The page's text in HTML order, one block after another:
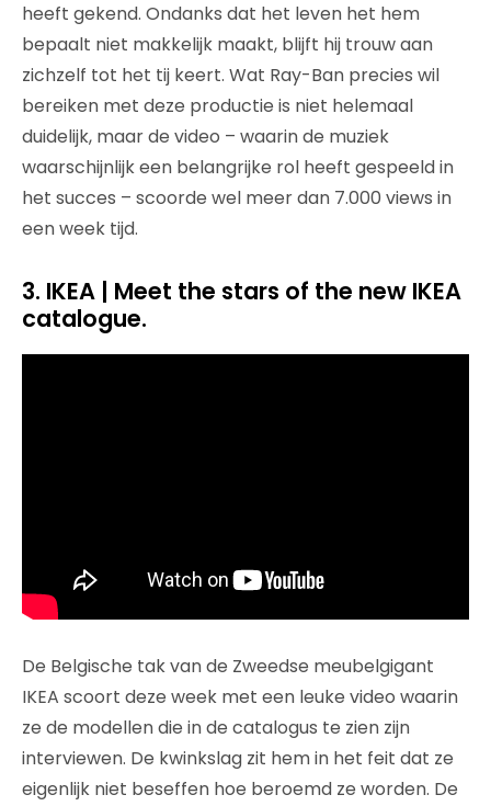
heeft gekend. Ondanks dat het leven het hem
bepaalt niet makkelijk maakt, blijft hij trouw aan
zichzelf tot het tij keert. Wat Ray-Ban precies wil
bereiken met deze productie is niet helemaal
duidelijk, maar de video – waarin de muziek
waarschijnlijk een belangrijke rol heeft gespeeld in
het succes – scoorde wel meer dan 7.000 views in
een week tijd.
3. IKEA | Meet the stars of the new IKEA
catalogue.
De Belgische tak van de Zweedse meubelgigant
IKEA scoort deze week met een leuke video waarin
ze de modellen die in de catalogus te zien zijn
interviewen. De kwinkslag zit hem in het feit dat ze
eigenlijk niet beseffen hoe beroemd ze worden. De